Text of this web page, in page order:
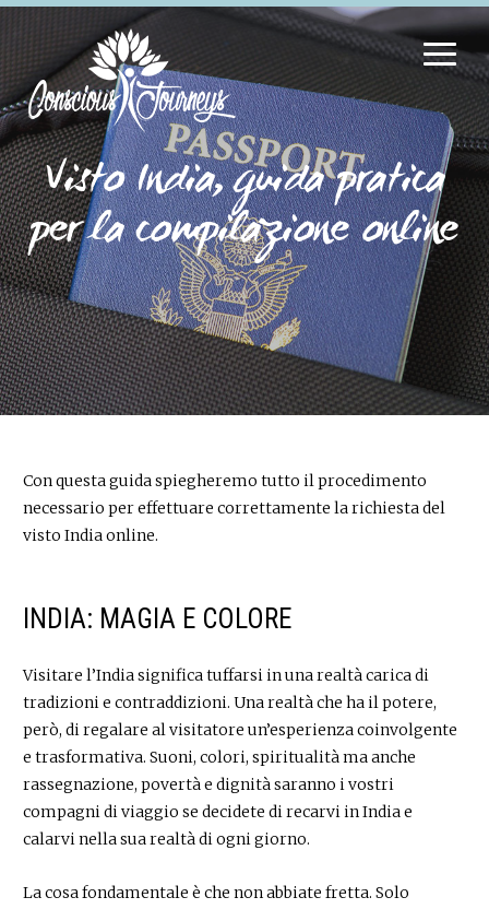
Visto India, guida pratica
per la compilazione online
Con questa guida spiegheremo tutto il procedimento
necessario per effettuare correttamente la richiesta del
visto India online.
INDIA: MAGIA E COLORE
Visitare l’India significa tuffarsi in una realtà carica di
tradizioni e contraddizioni. Una realtà che ha il potere,
però, di regalare al visitatore un’esperienza coinvolgente
e trasformativa. Suoni, colori, spiritualità ma anche
rassegnazione, povertà e dignità saranno i vostri
compagni di viaggio se decidete di recarvi in India e
calarvi nella sua realtà di ogni giorno.
La cosa fondamentale è che non abbiate fretta. Solo